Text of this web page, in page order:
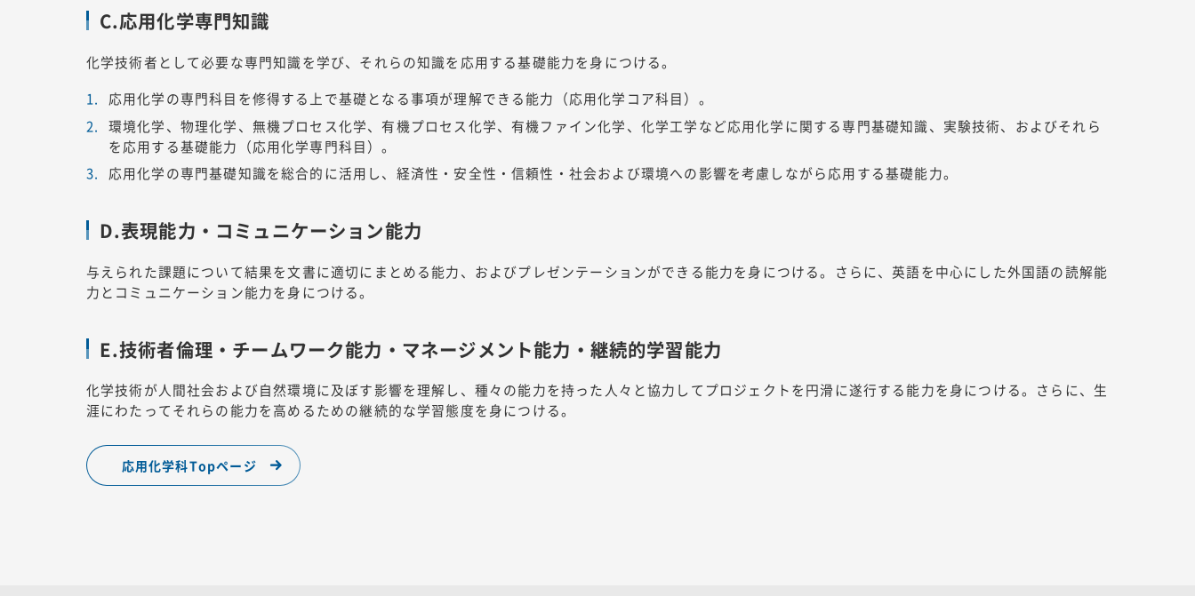
C.応用化学専門知識
化学技術者として必要な専門知識を学び、それらの知識を応用する基礎能力を身につける。
応用化学の専門科目を修得する上で基礎となる事項が理解できる能力（応用化学コア科目）。
環境化学、物理化学、無機プロセス化学、有機プロセス化学、有機ファイン化学、化学工学など応用化学に関する専門基礎知識、実験技術、およびそれら
を応用する基礎能力（応用化学専門科目）。
応用化学の専門基礎知識を総合的に活用し、経済性・安全性・信頼性・社会および環境への影響を考慮しながら応用する基礎能力。
D.表現能力・コミュニケーション能力
与えられた課題について結果を文書に適切にまとめる能力、およびプレゼンテーションができる能力を身につける。さらに、英語を中心にした外国語の読解能
力とコミュニケーション能力を身につける。
E.技術者倫理・チームワーク能力・マネージメント能力・継続的学習能力
化学技術が人間社会および自然環境に及ぼす影響を理解し、種々の能力を持った人々と協力してプロジェクトを円滑に遂行する能力を身につける。さらに、生
涯にわたってそれらの能力を高めるための継続的な学習態度を身につける。
応用化学科Topページ